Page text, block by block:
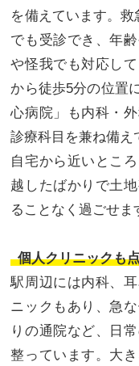
を備えています。
でも受診でき、年
や怪我でも対応し
から徒歩5分の位置
心病院」も内科・
診療科目を兼ね備え
自宅から近いとこ
越したばかりで土
ることなく過ごせま
個人クリニックも
駅周辺には内科、
ニックもあり、急
りの通院など、日
整っています。大